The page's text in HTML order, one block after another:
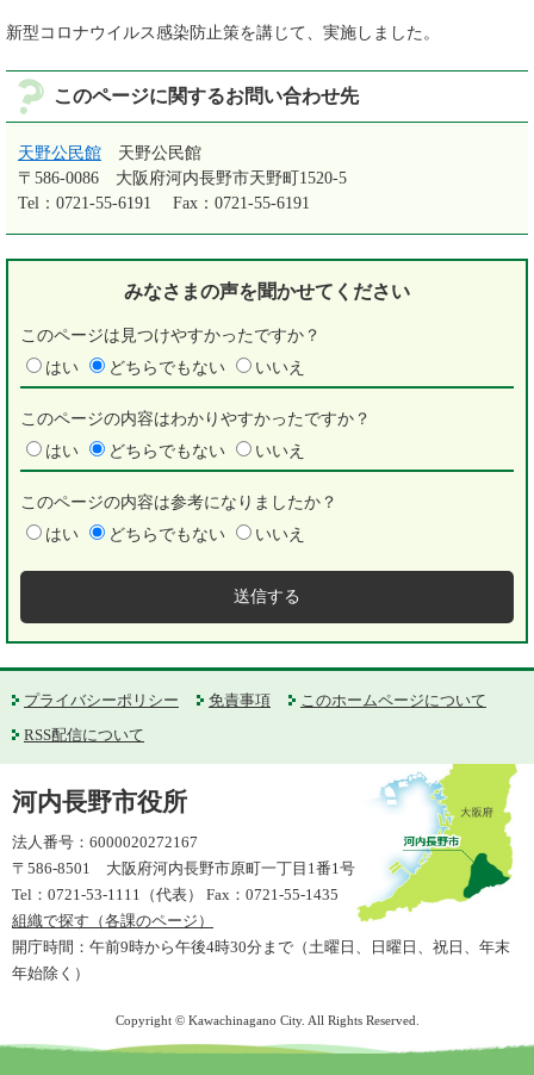
新型コロナウイルス感染防止策を講じて、実施しました。
このページに関するお問い合わせ先
天野公民館
天野公民館
〒586-0086
大阪府河内長野市天野町1520-5
Tel：0721-55-6191
Fax：0721-55-6191
みなさまの声を聞かせてください
このページは見つけやすかったですか？
はい
どちらでもない いいえ
このページの内容はわかりやすかったですか？
はい
どちらでもない いいえ
このページの内容は参考になりましたか？
はい
どちらでもない いいえ
プライバシーポリシー 免責事項
このホームページについて
RSS配信について
河内長野市役所
法人番号：6000020272167
〒586-8501 大阪府河内長野市原町一丁目1番1号
Tel：0721-53-1111（代表） Fax：0721-55-1435
組織で探す（各課のページ）
開庁時間：午前9時から午後4時30分まで（土曜日、日曜日、祝日、年末
年始除く）
Copyright © Kawachinagano City. All Rights Reserved.